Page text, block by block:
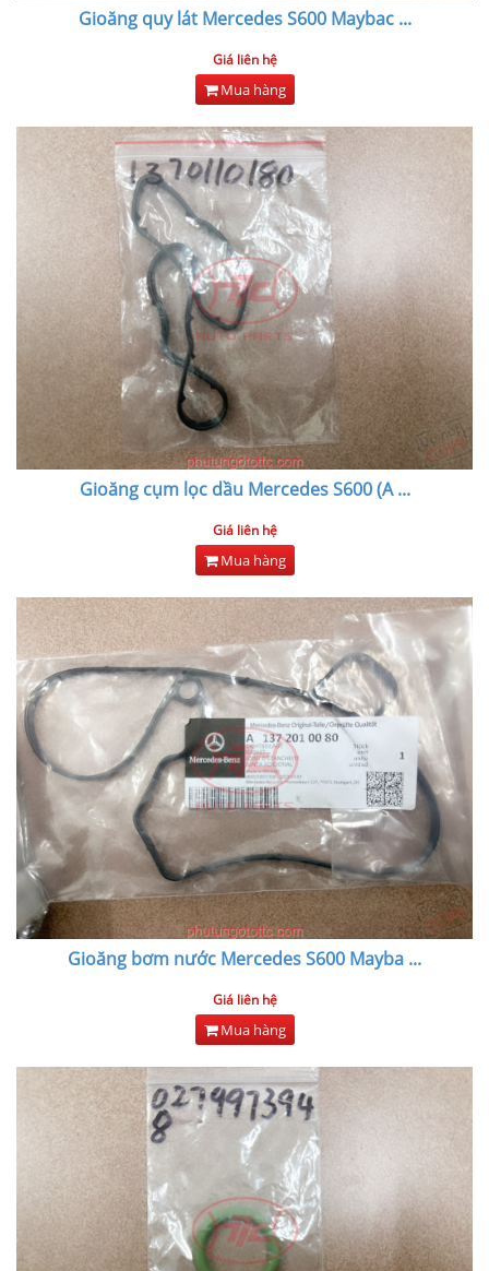
Gioăng quy lát Mercedes S600 Maybac...
Giá liên hệ
Mua hàng
Gioăng cụm lọc dầu Mercedes S600 (A...
Giá liên hệ
Mua hàng
Gioăng bơm nước Mercedes S600 Mayba ...
Giá liên hệ
Mua hàng